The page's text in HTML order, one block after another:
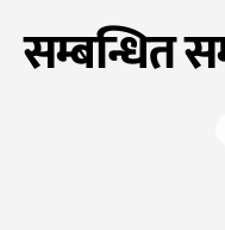
सम्बन्धित